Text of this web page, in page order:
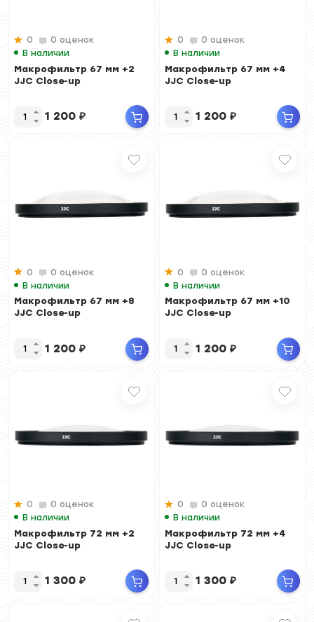
0
0 оценок
В наличии
Макрофильтр 67 мм +2
JJC Close-up
1 200 ₽
0
0 оценок
В наличии
Макрофильтр 67 мм +4
JJC Close-up
1 200 ₽
0
0 оценок
В наличии
Макрофильтр 67 мм +8
JJC Close-up
1 200 ₽
0
0 оценок
В наличии
Макрофильтр 67 мм +10
JJC Close-up
1 200 ₽
0
0 оценок
В наличии
Макрофильтр 72 мм +2
JJC Close-up
1 300 ₽
0
0 оценок
В наличии
Макрофильтр 72 мм +4
JJC Close-up
1 300 ₽